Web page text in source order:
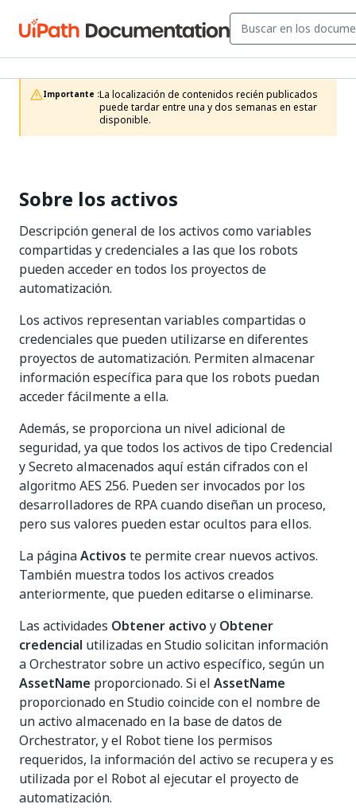
Importante :La localización de contenidos recién publicados
puede tardar entre una y dos semanas en estar
disponible.
Sobre los activos
Descripción general de los activos como variables
compartidas y credenciales a las que los robots
pueden acceder en todos los proyectos de
automatización.
Los activos representan variables compartidas o
credenciales que pueden utilizarse en diferentes
proyectos de automatización. Permiten almacenar
información específica para que los robots puedan
acceder fácilmente a ella.
Además, se proporciona un nivel adicional de
seguridad, ya que todos los activos de tipo Credencial
y Secreto almacenados aquí están cifrados con el
algoritmo AES 256. Pueden ser invocados por los
desarrolladores de RPA cuando diseñan un proceso,
pero sus valores pueden estar ocultos para ellos.
La páginaActivos te permite crear nuevos activos.
También muestra todos los activos creados
anteriormente, que pueden editarse o eliminarse.
Las actividades Obtener activo y Obtener
credencial utilizadas en Studio solicitan información
a Orchestrator sobre un activo específico, según un
AssetName proporcionado. Si el AssetName
proporcionado en Studio coincide con el nombre de
un activo almacenado en la base de datos de
Orchestrator, y el Robot tiene los permisos
requeridos, la información del activo se recupera y es
utilizada por el Robot al ejecutar el proyecto de
automatización.